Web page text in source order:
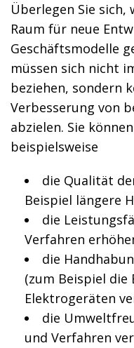
Überlegen Sie
Raum für neue
Geschäftsmodelle
müssen sich nicht
beziehen, sondern
Verbesserung von
abzielen. Sie
beispielsweise
die Qualität
Beispiel längere
die
Verfahren
die
(zum Beispiel die
Elektrogeräten
die
und Verfahren